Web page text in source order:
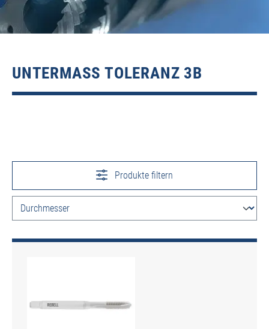
UNTERMASS TOLERANZ 3B
Produkte filtern